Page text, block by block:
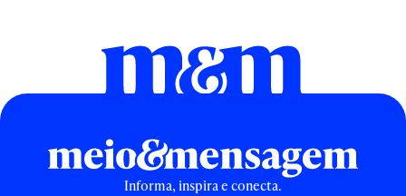
Informa, inspira e conecta.